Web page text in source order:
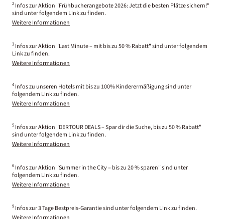
2 Infos zur Aktion "Frühbucherangebote 2026: Jetzt die besten Plätze sichern!"
sind unter folgendem Link zu finden.
Weitere Informationen
3 Infos zur Aktion "Last Minute – mit bis zu 50 % Rabatt" sind unter folgendem
Link zu finden.
Weitere Informationen
4 Infos zu unseren Hotels mit bis zu 100% Kinderermäßigung sind unter
folgendem Link zu finden.
Weitere Informationen
5 Infos zur Aktion "DERTOUR DEALS – Spar dir die Suche, bis zu 50 % Rabatt"
sind unter folgendem Link zu finden.
Weitere Informationen
6 Infos zur Aktion "Summer in the City – bis zu 20 % sparen" sind unter
folgendem Link zu finden.
Weitere Informationen
9 Infos zur 3 Tage Bestpreis-Garantie sind unter folgendem Link zu finden.